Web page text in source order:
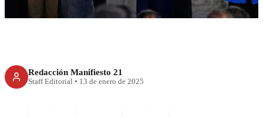
Redacción Manifiesto 21
Staff Editorial • 13 de enero de 2025